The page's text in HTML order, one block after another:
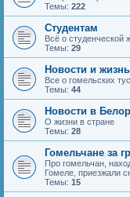
Темы: 222
Студентам
Всё о студенческой
Темы: 29
Новости и
Все о гомельских
Темы: 44
Новости в
О жизни в стране
Темы: 28
Гомельчане за
Про гомельчан,
Гомеле, приезжали
Темы: 15